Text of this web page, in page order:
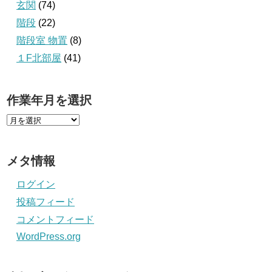
玄関 (74)
階段 (22)
階段室 物置 (8)
１F北部屋 (41)
作業年月を選択
メタ情報
ログイン
投稿フィード
コメントフィード
WordPress.org